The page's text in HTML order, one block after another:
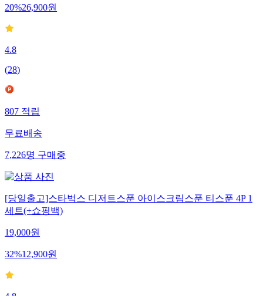
20%26,900원
4.8
(28)
807적립
무료배송
7,226명구매중
[당일출고]스타벅스 디저트스푼 아이스크림스푼 티스푼 4P 1
세트(+쇼핑백)
19,000원
32%12,900원